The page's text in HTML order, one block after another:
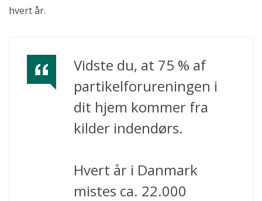
hvert år.
Vidste du, at 75 % af
partikelforureningen i
dit hjem kommer fra
kilder indendørs.
Hvert år i Danmark
mistes ca. 22.000